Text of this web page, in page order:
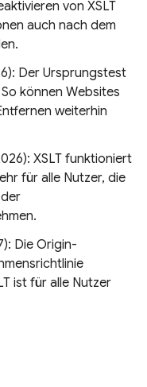
von XSLT
auch nach dem
Der Ursprungstest
können Websites
weiterhin
XSLT funktioniert
für alle Nutzer, die
Die Origin-
ist für alle Nutzer